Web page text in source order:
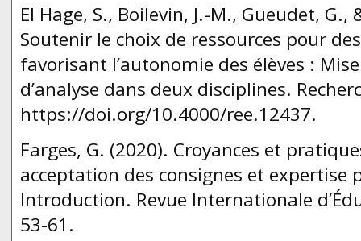
El Hage, S., Boilevin, J.-M., Gueudet,
Soutenir le choix de ressources pour
favorisant l’autonomie des élèves :
d’analyse dans deux disciplines.
https://doi.org/10.4000/ree.12437.
Farges, G. (2020). Croyances et
acceptation des consignes et expertise
Introduction. Revue Internationale
53-61.